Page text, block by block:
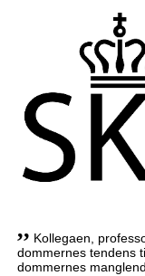
,, Kollegaen,
dommernes tendens
dommernes